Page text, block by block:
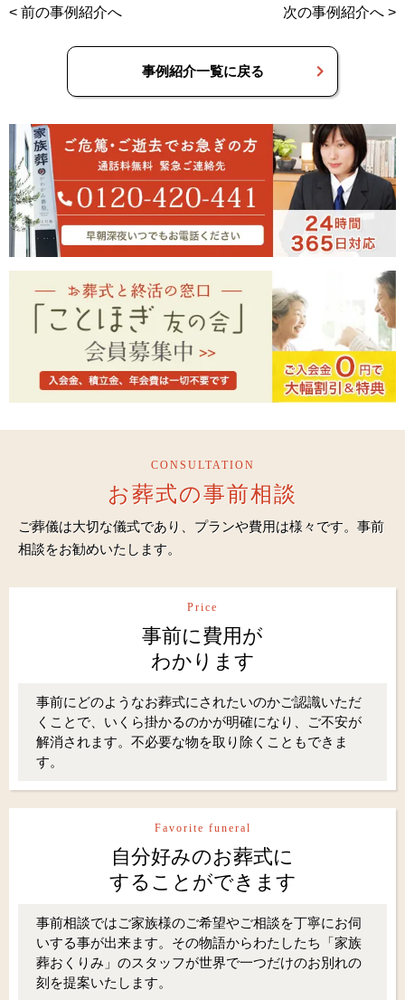
< 前の事例紹介へ 次の事例紹介へ >
事例紹介一覧に戻る
CONSULTATION
お葬式の事前相談
ご葬儀は大切な儀式であり、プランや費用は様々です。事前
相談をお勧めいたします。
Price
事前に費用が
わかります
事前にどのようなお葬式にされたいのかご認識いただ
くことで、いくら掛かるのかが明確になり、ご不安が
解消されます。不必要な物を取り除くこともできま
す。
Favorite funeral
自分好みのお葬式に
することができます
事前相談ではご家族様のご希望やご相談を丁寧にお伺
いする事が出来ます。その物語からわたしたち「家族
葬おくりみ」のスタッフが世界で一つだけのお別れの
刻を提案いたします。